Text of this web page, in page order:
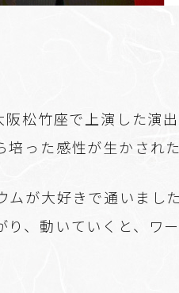
松竹座で上演した演
った感性が生かされた
ムが大好きで通いまし
り、動いていくと、ワ